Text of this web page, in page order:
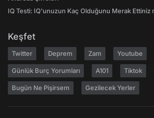
IQ Testi: IQ'unuzun Kaç Olduğunu Merak Ettiniz
Keşfet
Twitter Deprem Zam Youtube
Günlük Burç Yorumları A101 Tiktok
Bugün Ne Pişirsem Gezilecek Yerler